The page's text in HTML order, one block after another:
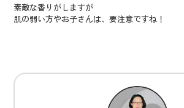
素敵な香りがしますが
肌の弱い方やお子さんは、要注意ですね！